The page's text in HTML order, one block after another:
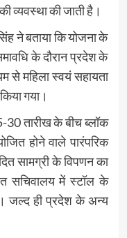
व्यवस्था की जाती है।
ने बताया कि योजना के
के दौरान प्रदेश के
से महिला स्वयं सहायता
गया।
30 तारीख के बीच ब्लॉक
होने वाले पारंपरिक
सामग्री के विपणन का
सचिवालय में स्टॉल के
जल्द ही प्रदेश के अन्य